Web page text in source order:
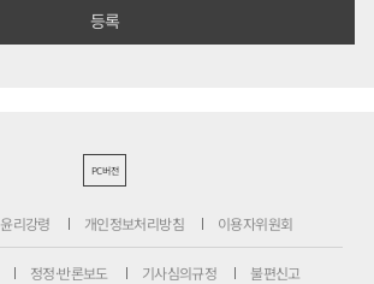
PC버전
윤리강령 개인정보처리방침 이용자위원회
정정·반론보도 기사심의규정 불편신고